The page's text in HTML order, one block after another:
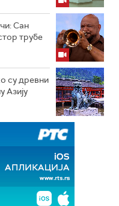
Сан
трубе
су древни
Азију